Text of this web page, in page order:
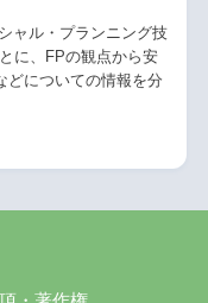
ャル・プランニング技
に、FPの観点から安
どについての情報を分